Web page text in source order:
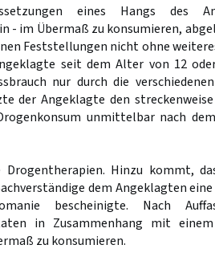
eines Hangs des
- im Übermaß zu konsumieren,
Feststellungen nicht ohne
seit dem Alter von 12
nur durch die
der Angeklagte den
unmittelbar nach
Hinzu kommt,
dem Angeklagten
bescheinigte. Nach
in Zusammenhang mit
zu konsumieren.